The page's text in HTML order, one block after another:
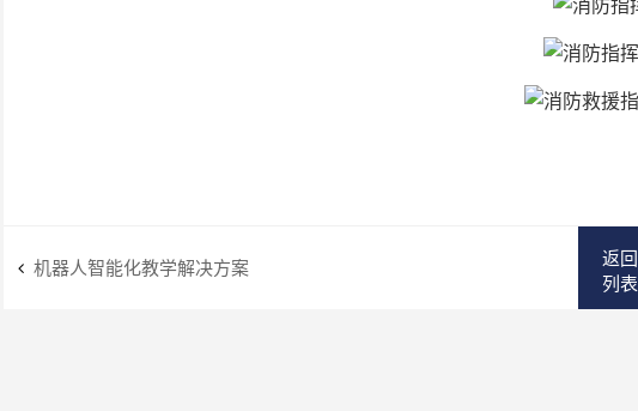
机器人智能化教学解决方案
返回
列表